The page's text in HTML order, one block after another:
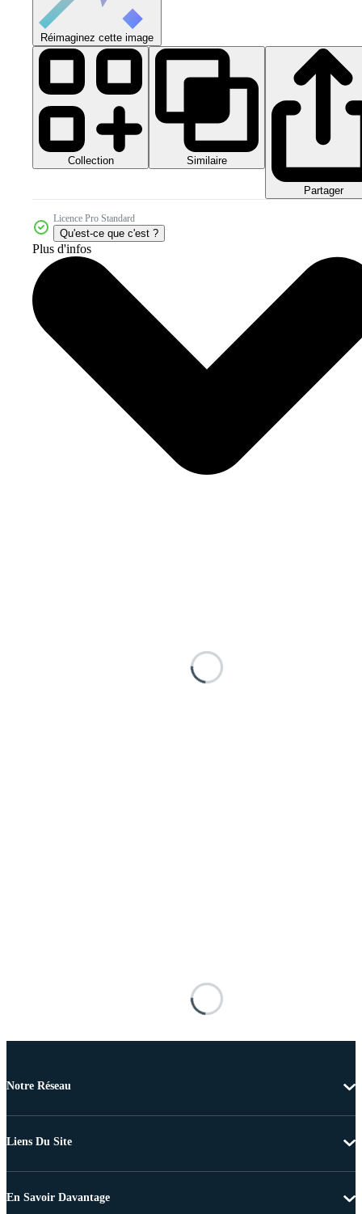
Réimaginez cette image
Collection Similaire
Partager
Licence Pro Standard
Qu'est-ce que c'est ?
Plus d'infos
Notre Réseau
Liens Du Site
En Savoir Davantage